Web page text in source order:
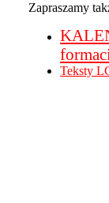
Zapraszamy
Teksty